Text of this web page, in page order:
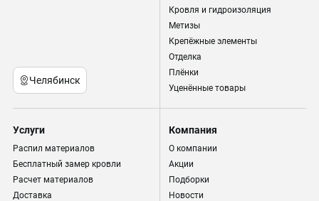
Челябинск
Кровля и гидроизоляция
Метизы
Крепёжные элементы
Отделка
Плёнки
Уценённые товары
Услуги
Распил материалов
Бесплатный замер кровли
Расчет материалов
Доставка
Компания
О компании
Акции
Подборки
Новости